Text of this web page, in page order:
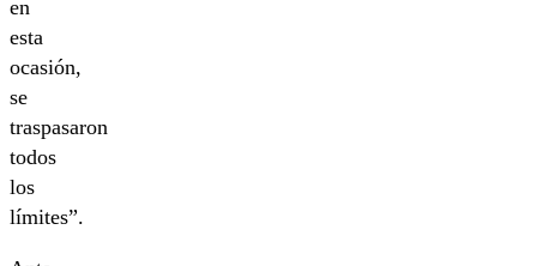
en
esta
ocasión,
se
traspasaron
todos
los
límites”.